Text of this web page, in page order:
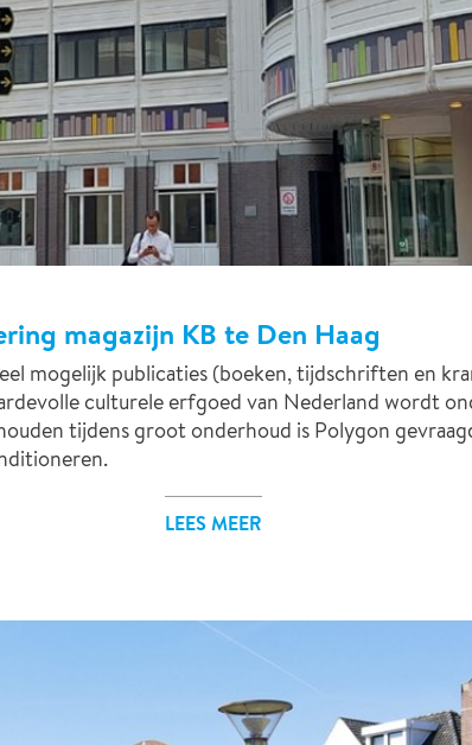
magazijn KB te Den Haag
mogelijk publicaties (boeken, tijdschriften en
culturele erfgoed van Nederland wordt
tijdens groot onderhoud is Polygon
LEES MEER